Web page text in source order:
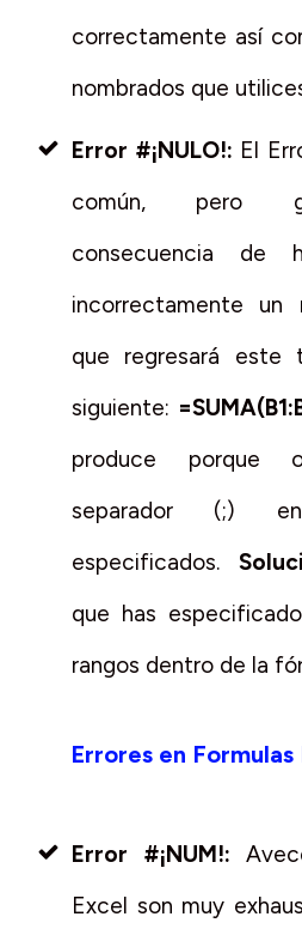
correctamente así
nombrados que
Error #¡NULO!: El
común, pero
consecuencia de
incorrectamente un
que regresará
siguiente:
produce porque
separador (;)
especificados.
que has
rangos dentro de la
Errores en
Error #¡NUM!:
Excel son muy